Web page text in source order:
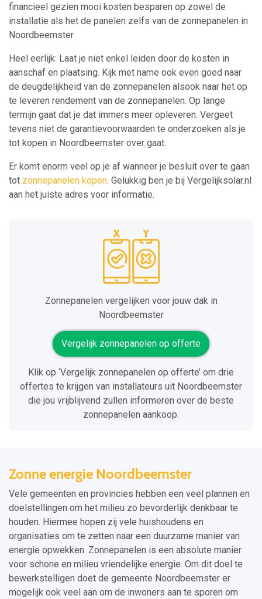
financieel gezien mooi kosten besparen op zowel de
installatie als het de panelen zelfs van de zonnepanelen in
Noordbeemster
Heel eerlijk: Laat je niet enkel leiden door de kosten in
aanschaf en plaatsing. Kijk met name ook even goed naar
de deugdelijkheid van de zonnepanelen alsook naar het op
te leveren rendement van de zonnepanelen. Op lange
termijn gaat dat je dat immers meer opleveren. Vergeet
tevens niet de garantievoorwaarden te onderzoeken als je
tot kopen in Noordbeemster over gaat.
Er komt enorm veel op je af wanneer je besluit over te gaan
tot zonnepanelen kopen. Gelukkig ben je bij Vergelijksolar.nl
aan het juiste adres voor informatie.
Zonnepanelen vergelijken voor jouw dak in
Noordbeemster
Vergelijk zonnepanelen op offerte
Klik op ‘Vergelijk zonnepanelen op offerte’ om drie
offertes te krijgen van installateurs uit Noordbeemster
die jou vrijblijvend zullen informeren over de beste
zonnepanelen aankoop.
Zonne energie Noordbeemster
Vele gemeenten en provincies hebben een veel plannen en
doelstellingen om het milieu zo bevorderlijk denkbaar te
houden. Hiermee hopen zij vele huishoudens en
organisaties om te zetten naar een duurzame manier van
energie opwekken. Zonnepanelen is een absolute manier
voor schone en milieu vriendelijke energie. Om dit doel te
bewerkstelligen doet de gemeente Noordbeemster er
mogelijk ook veel aan om de inwoners aan te sporen om